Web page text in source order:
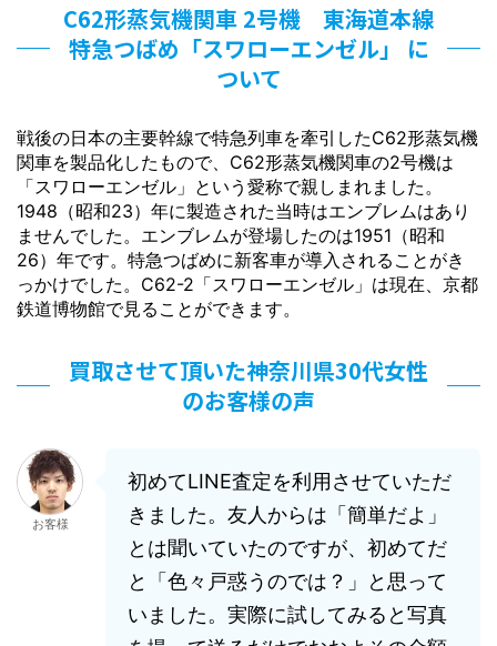
C62形蒸気機関車 2号機 東海道本線
特急つばめ「スワローエンゼル」 に
ついて
戦後の日本の主要幹線で特急列車を牽引したC62形蒸気機
関車を製品化したもので、C62形蒸気機関車の2号機は
「スワローエンゼル」という愛称で親しまれました。
1948（昭和23）年に製造された当時はエンブレムはあり
ませんでした。エンブレムが登場したのは1951（昭和
26）年です。特急つばめに新客車が導入されることがき
っかけでした。C62-2「スワローエンゼル」は現在、京都
鉄道博物館で見ることができます。
買取させて頂いた神奈川県30代女性
のお客様の声
お客様
初めてLINE査定を利用させていただ
きました。友人からは「簡単だよ」
とは聞いていたのですが、初めてだ
と「色々戸惑うのでは？」と思って
いました。実際に試してみると写真